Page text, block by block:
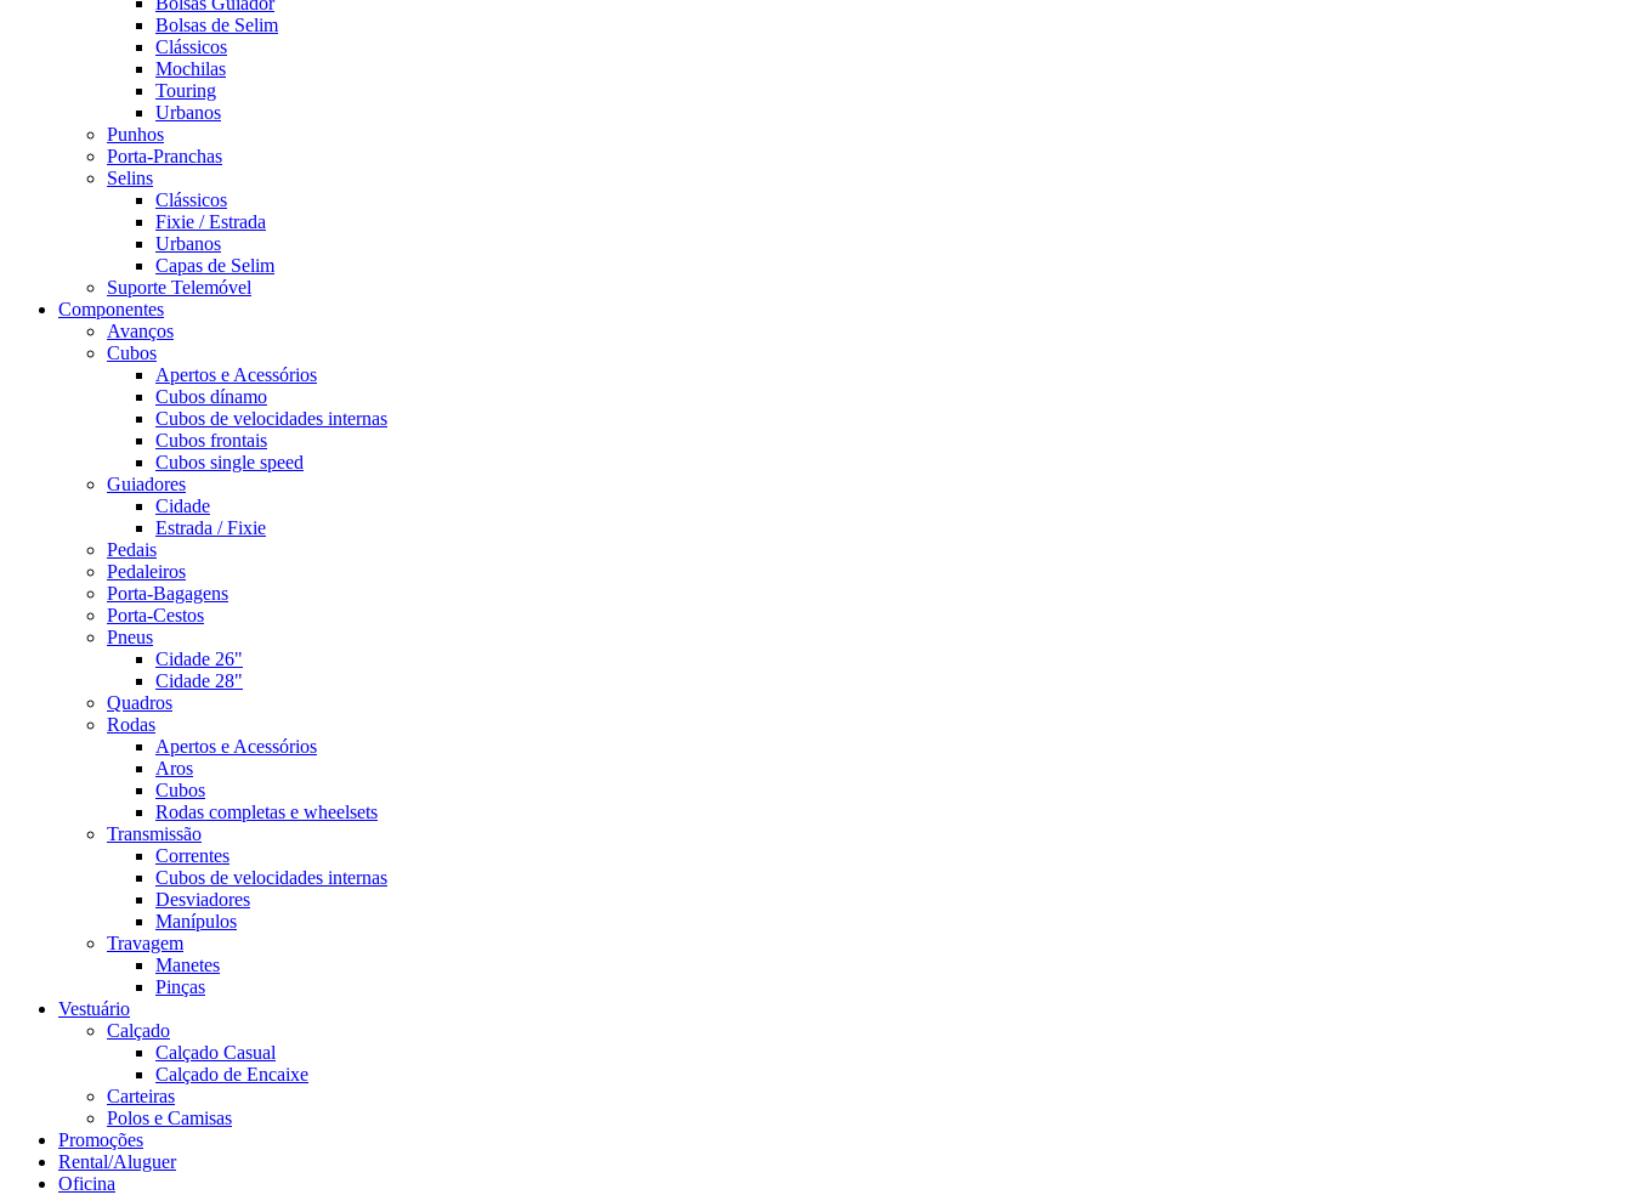
Bolsas de Selim
Clássicos
Mochilas
Touring
Urbanos
Punhos
Porta-Pranchas
Selins
Clássicos
Fixie / Estrada
Urbanos
Capas de Selim
Suporte Telemóvel
Componentes
Avanços
Cubos
Apertos e Acessórios
Cubos dínamo
Cubos de velocidades internas
Cubos frontais
Cubos single speed
Guiadores
Cidade
Estrada / Fixie
Pedais
Pedaleiros
Porta-Bagagens
Porta-Cestos
Pneus
Cidade 26"
Cidade 28"
Quadros
Rodas
Apertos e Acessórios
Aros
Cubos
Rodas completas e wheelsets
Transmissão
Correntes
Cubos de velocidades internas
Desviadores
Manípulos
Travagem
Manetes
Pinças
Vestuário
Calçado
Calçado Casual
Calçado de Encaixe
Carteiras
Polos e Camisas
Promoções
Rental/Aluguer
Oficina